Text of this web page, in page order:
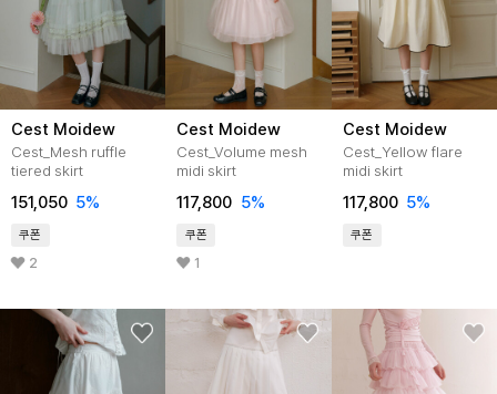
Cest Moidew
Cest_Mesh ruffle
tiered skirt
151,050 5%
쿠폰
2
Cest Moidew
Cest_Volume mesh
midi skirt
117,800 5%
쿠폰
1
Cest Moidew
Cest_Yellow flare
midi skirt
117,800 5%
쿠폰